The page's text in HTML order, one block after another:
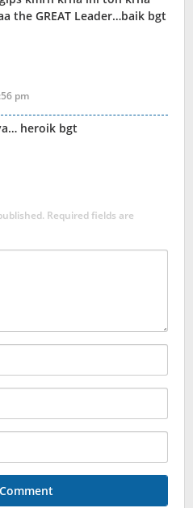
the GREAT Leader…baik bgt
pm
heroik bgt
Required fields are